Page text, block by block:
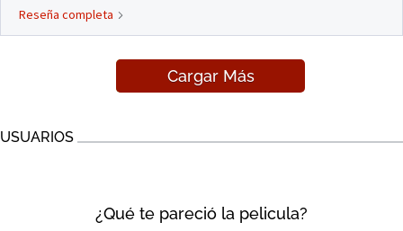
Reseña completa
Cargar Más
USUARIOS
¿Qué te pareció la pelicula?